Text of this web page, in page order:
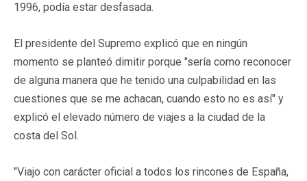
1996, podía estar desfasada.
El presidente del Supremo explicó que en ningún
momento se planteó dimitir porque "sería como reconocer
de alguna manera que he tenido una culpabilidad en las
cuestiones que se me achacan, cuando esto no es así" y
explicó el elevado número de viajes a la ciudad de la
costa del Sol.
"Viajo con carácter oficial a todos los rincones de España,